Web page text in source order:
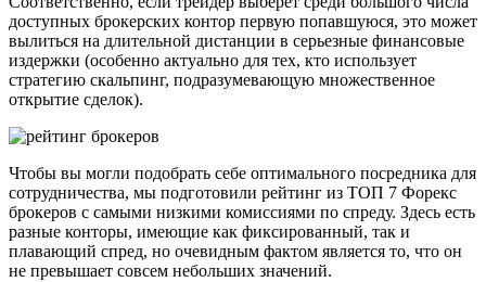
доступных брокерских контор первую попавшуюся, это может
вылиться на длительной дистанции в серьезные финансовые
издержки (особенно актуально для тех, кто использует
стратегию скальпинг, подразумевающую множественное
открытие сделок).
Чтобы вы могли подобрать себе оптимального посредника для
сотрудничества, мы подготовили рейтинг из ТОП 7 Форекс
брокеров с самыми низкими комиссиями по спреду. Здесь есть
разные конторы, имеющие как фиксированный, так и
плавающий спред, но очевидным фактом является то, что он
не превышает совсем небольших значений.